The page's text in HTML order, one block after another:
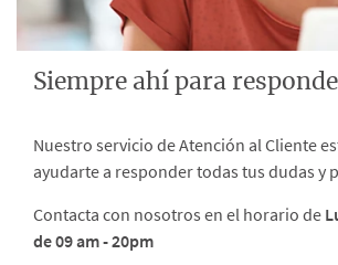
Siempre ahí para
Nuestro servicio de Atención al Cliente
ayudarte a responder todas tus dudas y
Contacta con nosotros en el horario de
de 09 am - 20pm